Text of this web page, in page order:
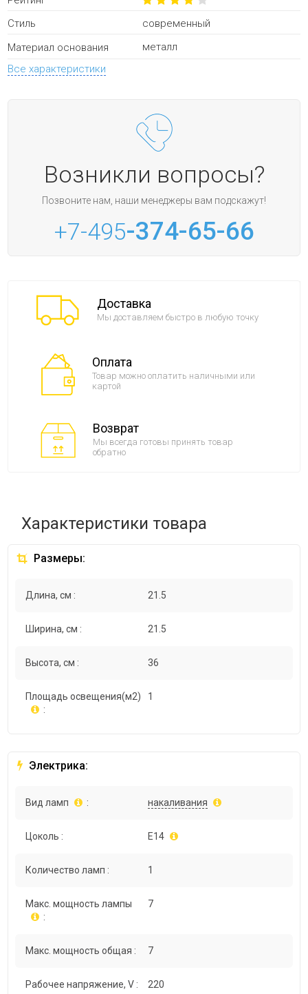
Стиль
современный
Материал основания
металл
Все характеристики
Возникли вопросы?
Позвоните нам, наши менеджеры вам подскажут!
+7-495-374-65-66
Доставка
Мы доставляем быстро в любую точку
Оплата
Товар можно оплатить наличными или
картой
Возврат
Мы всегда готовы принять товар
обратно
Характеристики товара
Размеры:
Длина, см : 21.5
Ширина, см : 21.5
Высота, см : 36
Площадь освещения(м2)
:
1
Электрика:
Вид ламп : накаливания
Цоколь : E14
Количество ламп : 1
Макс. мощность лампы
:
7
Макс. мощность общая : 7
Рабочее напряжение, V : 220